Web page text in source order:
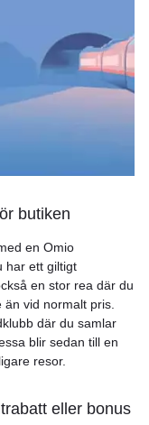
butiken
en Omio
har ett giltigt
en stor rea där du
vid normalt pris.
där du samlar
blir sedan till en
resor.
eller bonus